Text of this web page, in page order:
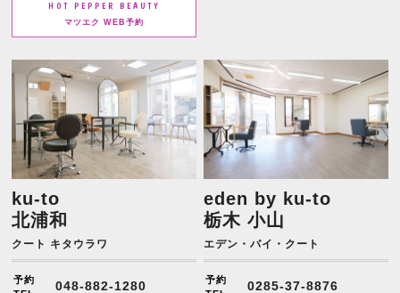
HOT PEPPER BEAUTY
マツエク WEB予約
ku-to
北浦和
クート キタウラワ
予約
048-882-1280
eden by ku-to
栃木 小山
エデン・バイ・クート
予約
0285-37-8876